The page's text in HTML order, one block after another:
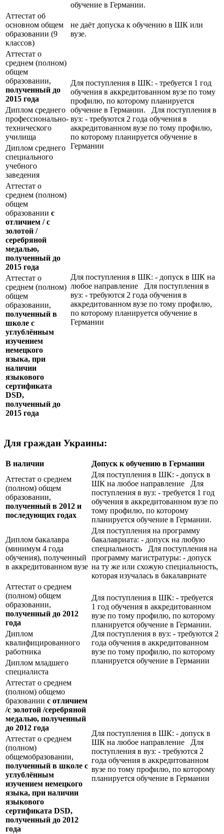
обучение в Германии.
Аттестат об
основном общем
образовании (9
классов)
не даёт допуска к обучению в ШК или
вузе.
Аттестат о
среднем (полном)
общем
образовании,
полученный до
2015 года
Для поступления в ШК: - требуется 1 год
обучения в аккредитованном вузе по тому
профилю, по которому планируется
обучение в Германии. Для поступления в
вуз: - требуются 2 года обучения в
аккредитованном вузе по тому профилю,
по которому планируется обучение в
Германии
Диплом среднего
профессионально-
технического
училища
Диплом среднего
специального
учебного
заведения
Аттестат о
среднем (полном)
общем
образовании с
отличием / с
золотой /
серебряной
медалью,
полученный до
2015 года
Для поступления в ШК: - допуск в ШК на
любое направление Для поступления в
вуз: - требуются 2 года обучения в
аккредитованном вузе по тому профилю,
по которому планируется обучение в
Германии
Аттестат о
среднем (полном)
общем
образовании,
полученный в
школе с
углублённым
изучением
немецкого
языка, при
наличии
языкового
сертификата
DSD,
полученный до
2015 года
Для граждан Украины:
В наличии
Допуск к обучению в Германии
Аттестат о среднем
(полном) общем
образовании,
полученный в 2012 и
последующих годах
Для поступления в ШК: - допуск в
ШК на любое направление Для
поступления в вуз: - требуется 1 год
обучения в аккредитованном вузе по
тому профилю, по которому
планируется обучение в Германии.
Диплом бакалавра
(минимум 4 года
обучения), полученный
в аккредитованном вузе
Для поступления на программу
бакалавриата: - допуск на любую
специальность Для поступления на
программу магистратуры: - допуск
на ту же или схожую специальность,
которая изучалась в бакалавриате
Аттестат о среднем
(полном) общем
образовании,
полученный до 2012
года
Для поступления в ШК: - требуется
1 год обучения в аккредитованном
вузе по тому профилю, по которому
планируется обучение в Германии.
Для поступления в вуз: - требуются 2
года обучения в аккредитованном
вузе по тому профилю, по которому
планируется обучение в Германии
Диплом
квалифицированного
работника
Диплом младшего
специалиста
Аттестат о среднем
(полном) общемо
бразовании с отличием
/с золотой /серебряной
медалью, полученный
до 2012 года
Для поступления в ШК: - допуск в
ШК на любое направление Для
поступления в вуз: - требуются 2
года обучения в аккредитованном
вузе по тому профилю, по которому
планируется обучение в Германии
Аттестат о среднем
(полном)
общемобразовании,
полученный в школе с
углублённым
изучением немецкого
языка, при наличии
языкового
сертификата DSD,
полученный до 2012
года